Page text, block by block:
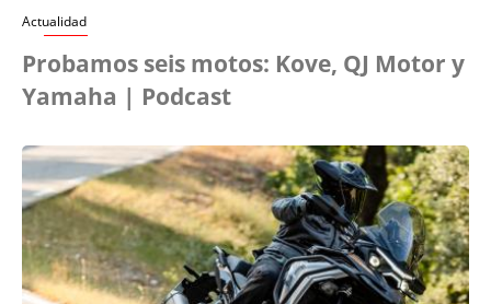
Actualidad
Probamos seis motos: Kove, QJ Motor y
Yamaha | Podcast